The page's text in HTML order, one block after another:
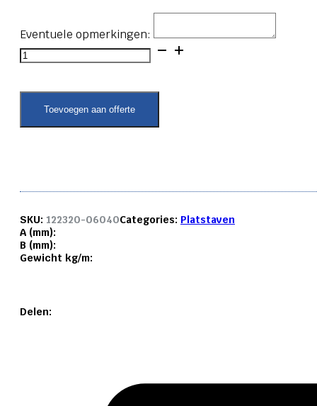
Eventuele opmerkingen:
Aluminium
platstaf
T6
40
Toevoegen aan offerte
SKU: 122320-06040Categories: Platstaven
A (mm):
B (mm):
Gewicht kg/m:
Delen: